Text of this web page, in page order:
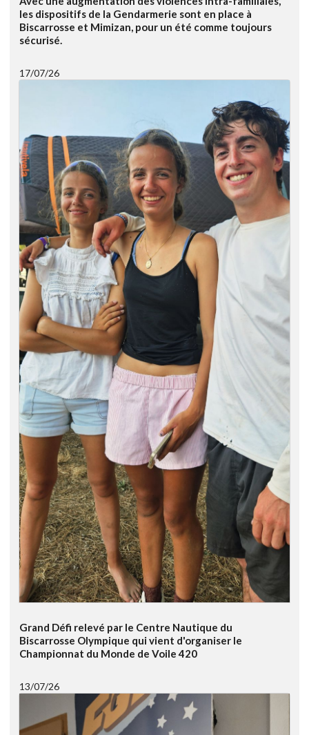
les dispositifs de la Gendarmerie sont en place à
Biscarrosse et Mimizan, pour un été comme toujours
sécurisé.
17/07/26
Grand Défi relevé par le Centre Nautique du
Biscarrosse Olympique qui vient d'organiser le
Championnat du Monde de Voile 420
13/07/26